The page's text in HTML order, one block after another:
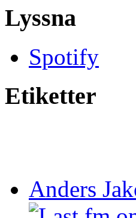
Lyssna
Spotify
Etiketter
Anders